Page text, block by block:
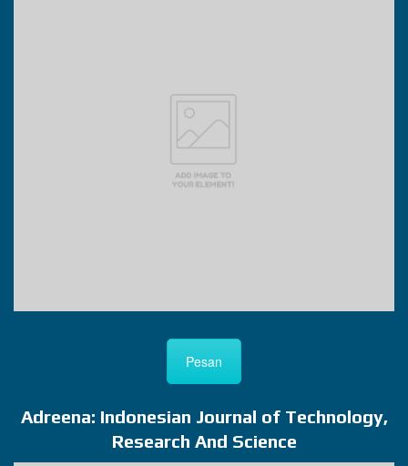
Pesan
Adreena: Indonesian Journal of Technology,
Research And Science